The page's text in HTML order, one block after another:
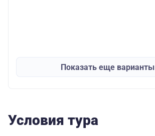
Показать еще варианты
Условия тура